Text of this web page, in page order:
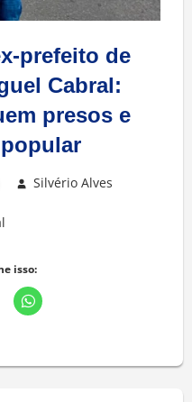
prefeito de
Cabral:
presos e
Silvério Alves
isso: